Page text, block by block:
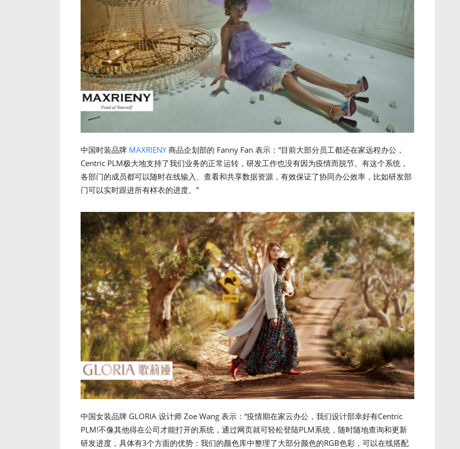
中国时装品牌 MAXRIENY商品企划部的 Fanny Fan 表示：“目前大部分员工都还在家远程办公，
Centric PLM极大地支持了我们业务的正常运转，研发工作也没有因为疫情而脱节。有这个系统，
各部门的成员都可以随时在线输入、查看和共享数据资源，有效保证了协同办公效率，比如研发部
门可以实时跟进所有样衣的进度。”
中国女装品牌 GLORIA 设计师 Zoe Wang 表示：“疫情期在家云办公，我们设计部幸好有Centric
PLM!不像其他得在公司才能打开的系统，通过网页就可轻松登陆PLM系统，随时随地查询和更新
研发进度，具体有3个方面的优势：我们的颜色库中整理了大部分颜色的RGB色彩，可以在线搭配